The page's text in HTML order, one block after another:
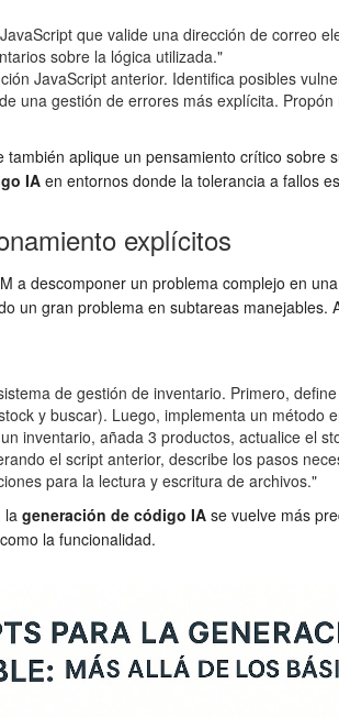
que valide una dirección de correo
sobre la lógica utilizada."
JavaScript anterior. Identifica posibles
una gestión de errores más explícita.
aplique un pensamiento crítico
IA en entornos donde la tolerancia a fallos
explícitos
a descomponer un problema complejo en
un gran problema en subtareas
de gestión de inventario. Primero,
y buscar). Luego, implementa un
inventario, añada 3 productos, actualice el
el script anterior, describe los pasos
para la lectura y escritura de archivos."
la generación de código IA se vuelve más
la funcionalidad.